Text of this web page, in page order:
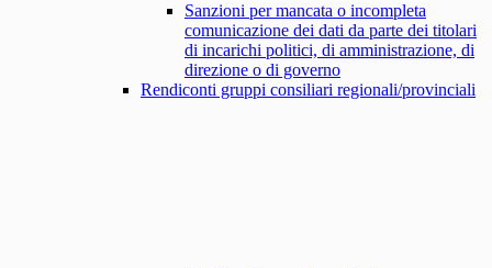
Sanzioni per mancata o incompleta
comunicazione dei dati da parte dei titolari
di incarichi politici, di amministrazione, di
direzione o di governo
Rendiconti gruppi consiliari regionali/provinciali